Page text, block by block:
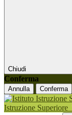
Chiudi
Conferma
Annulla Conferma
Istruzione Superiore